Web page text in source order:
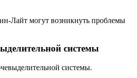
системы
системы.